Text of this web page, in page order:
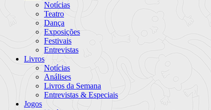
Notícias
Teatro
Dança
Exposições
Festivais
Entrevistas
Livros
Notícias
Análises
Livros da Semana
Entrevistas & Especiais
Jogos